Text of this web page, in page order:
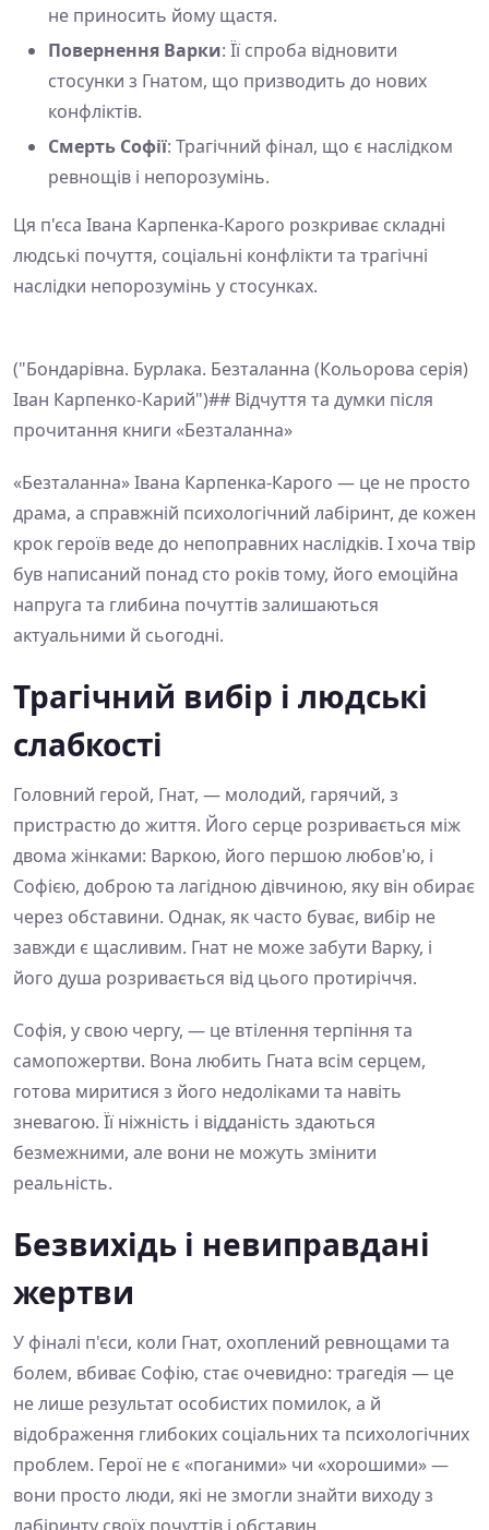
не приносить йому щастя.
Повернення Варки: Її спроба відновити
стосунки з Гнатом, що призводить до нових
конфліктів.
Смерть Софії: Трагічний фінал, що є наслідком
ревнощів і непорозумінь.
Ця п'єса Івана Карпенка-Карого розкриває складні
людські почуття, соціальні конфлікти та трагічні
наслідки непорозумінь у стосунках.
("Бондарівна. Бурлака. Безталанна (Кольорова серія)
Іван Карпенко-Карий")## Відчуття та думки після
прочитання книги «Безталанна»
«Безталанна» Івана Карпенка-Карого — це не просто
драма, а справжній психологічний лабіринт, де кожен
крок героїв веде до непоправних наслідків. І хоча твір
був написаний понад сто років тому, його емоційна
напруга та глибина почуттів залишаються
актуальними й сьогодні.
Трагічний вибір і людські
слабкості
Головний герой, Гнат, — молодий, гарячий, з
пристрастю до життя. Його серце розривається між
двома жінками: Варкою, його першою любов'ю, і
Софією, доброю та лагідною дівчиною, яку він обирає
через обставини. Однак, як часто буває, вибір не
завжди є щасливим. Гнат не може забути Варку, і
його душа розривається від цього протиріччя.
Софія, у свою чергу, — це втілення терпіння та
самопожертви. Вона любить Гната всім серцем,
готова миритися з його недоліками та навіть
зневагою. Її ніжність і відданість здаються
безмежними, але вони не можуть змінити
реальність.
Безвихідь і невиправдані
жертви
У фіналі п'єси, коли Гнат, охоплений ревнощами та
болем, вбиває Софію, стає очевидно: трагедія — це
не лише результат особистих помилок, а й
відображення глибоких соціальних та психологічних
проблем. Герої не є «поганими» чи «хорошими» —
вони просто люди, які не змогли знайти виходу з